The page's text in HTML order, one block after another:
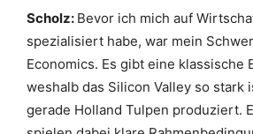
Scholz: Bevor ich mich auf
spezialisiert habe, war mein
Economics. Es gibt eine klassische
weshalb das Silicon Valley so stark
gerade Holland Tulpen produziert.